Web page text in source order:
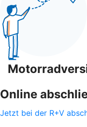
Online
Jetzt bei der R+V